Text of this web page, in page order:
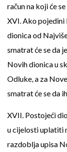
račun na koji će
XVI. Ako pojedini
dionica od
smatrat će se da
Novih dionica u
Odluke, a za
smatrat će se da
XVII. Postojeći
u cijelosti uplatiti
razdoblja upisa